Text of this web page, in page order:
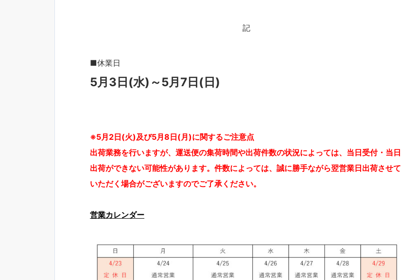
記
■休業日
5月3日(水)～5月7日(日)
※5月2日(火)及び5月8日(月)に関するご注意点
出荷業務を行いますが、運送便の集荷時間や出荷件数の状況によっては、当日受付・当日
出荷ができない可能性があります。件数によっては、誠に勝手ながら翌営業日出荷させて
いただく場合がございますのでご了承ください。
営業カレンダー